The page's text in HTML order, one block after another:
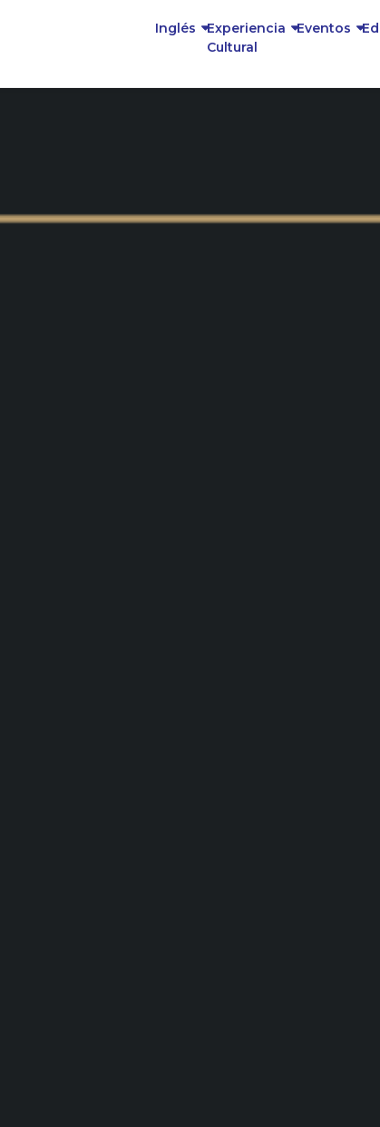
Inglés
Experiencia
Cultural
Eventos